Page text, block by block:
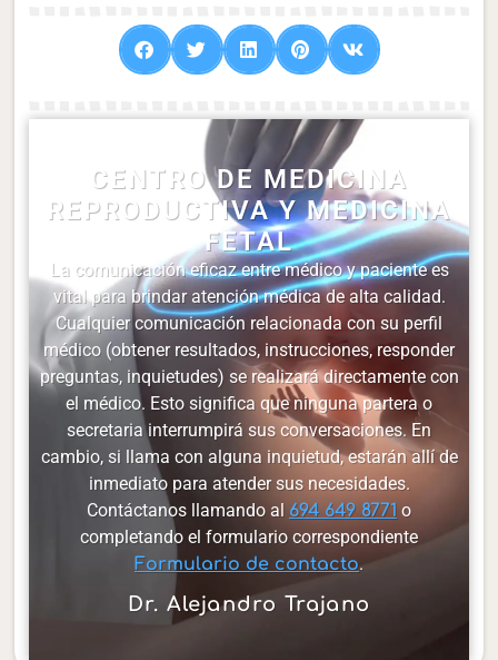
CENTRO DE MEDICINA
REPRODUCTIVA Y MEDICINA
FETAL
La comunicación eficaz entre médico y paciente es
vital para brindar atención médica de alta calidad.
Cualquier comunicación relacionada con su perfil
médico (obtener resultados, instrucciones, responder
preguntas, inquietudes) se realizará directamente con
el médico. Esto significa que ninguna partera o
secretaria interrumpirá sus conversaciones. En
cambio, si llama con alguna inquietud, estarán allí de
inmediato para atender sus necesidades.
Contáctanos llamando al 694 649 8771 o
completando el formulario correspondiente
Formulario de contacto.
Dr. Alejandro Trajano